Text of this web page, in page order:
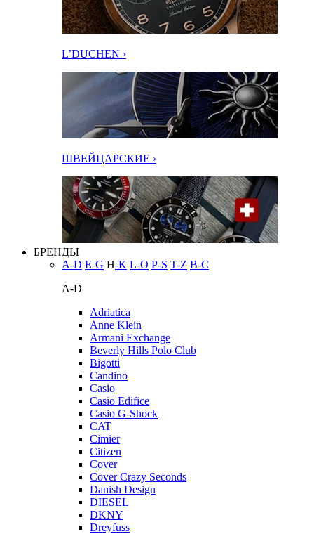
L’DUCHEN ›
ШВЕЙЦАРСКИЕ ›
БРЕНДЫ
A-D E-G H-K L-O P-S T-Z В-С
A-D
Adriatica
Anne Klein
Armani Exchange
Beverly Hills Polo Club
Bigotti
Candino
Casio
Casio Edifice
Casio G-Shock
CAT
Cimier
Citizen
Cover
Cover Crazy Seconds
Danish Design
DIESEL
DKNY
Dreyfuss